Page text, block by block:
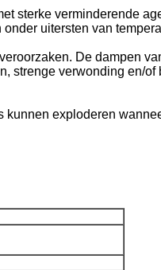
sterke verminderende
uitersten van
De dampen
strenge verwonding en/
exploderen